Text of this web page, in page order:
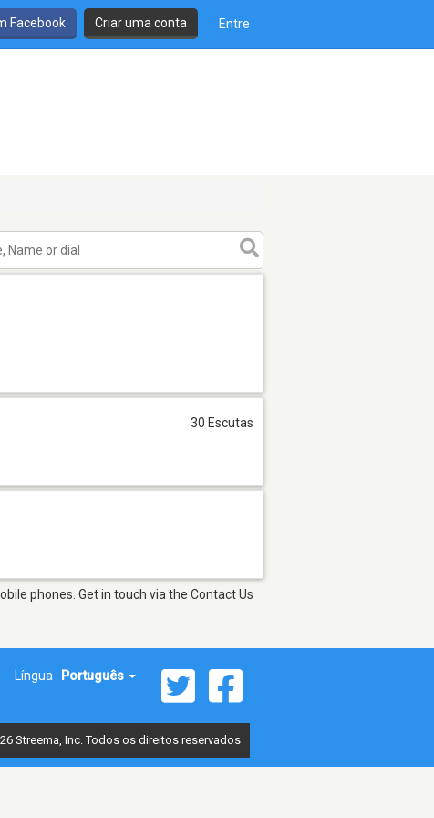
Facebook Criar uma conta Entre
30 Escutas
phones. Get in touch via the Contact Us
Língua : Português
Streema, Inc. Todos os direitos reservados